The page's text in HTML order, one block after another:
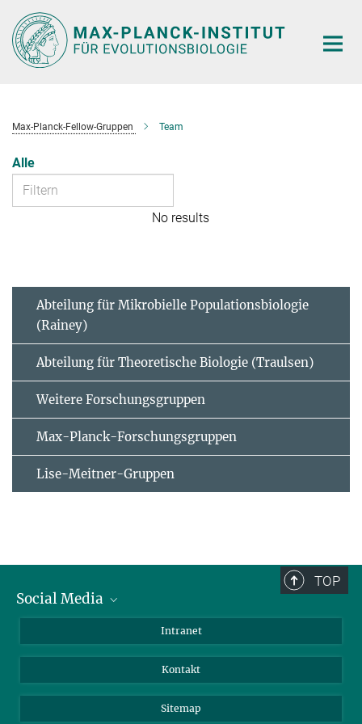
Hauptinhalt
Max-Planck-Fellow-Gruppen Team
Alle
No results
Abteilung für Mikrobielle Populationsbiologie
(Rainey)
Abteilung für Theoretische Biologie (Traulsen)
Weitere Forschungsgruppen
Max-Planck-Forschungsgruppen
Lise-Meitner-Gruppen
TOP
Social Media
LinkedIn
Intranet
Kontakt
Sitemap